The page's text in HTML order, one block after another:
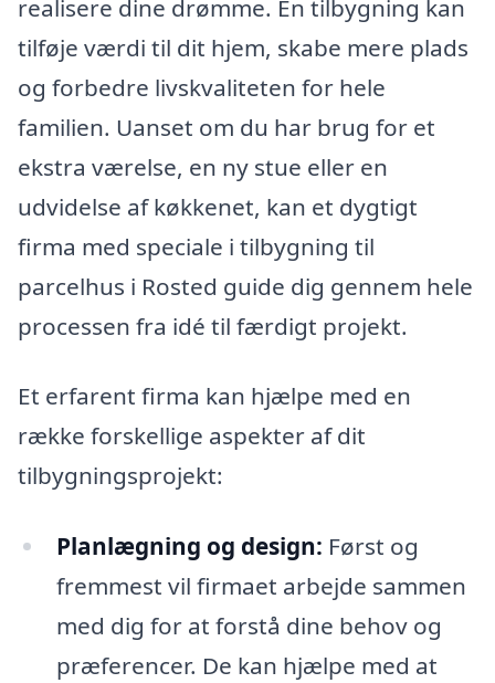
realisere dine drømme. En tilbygning kan
tilføje værdi til dit hjem, skabe mere plads
og forbedre livskvaliteten for hele
familien. Uanset om du har brug for et
ekstra værelse, en ny stue eller en
udvidelse af køkkenet, kan et dygtigt
firma med speciale i tilbygning til
parcelhus i Rosted guide dig gennem hele
processen fra idé til færdigt projekt.
Et erfarent firma kan hjælpe med en
række forskellige aspekter af dit
tilbygningsprojekt:
Planlægning og design: Først og
fremmest vil firmaet arbejde sammen
med dig for at forstå dine behov og
præferencer. De kan hjælpe med at